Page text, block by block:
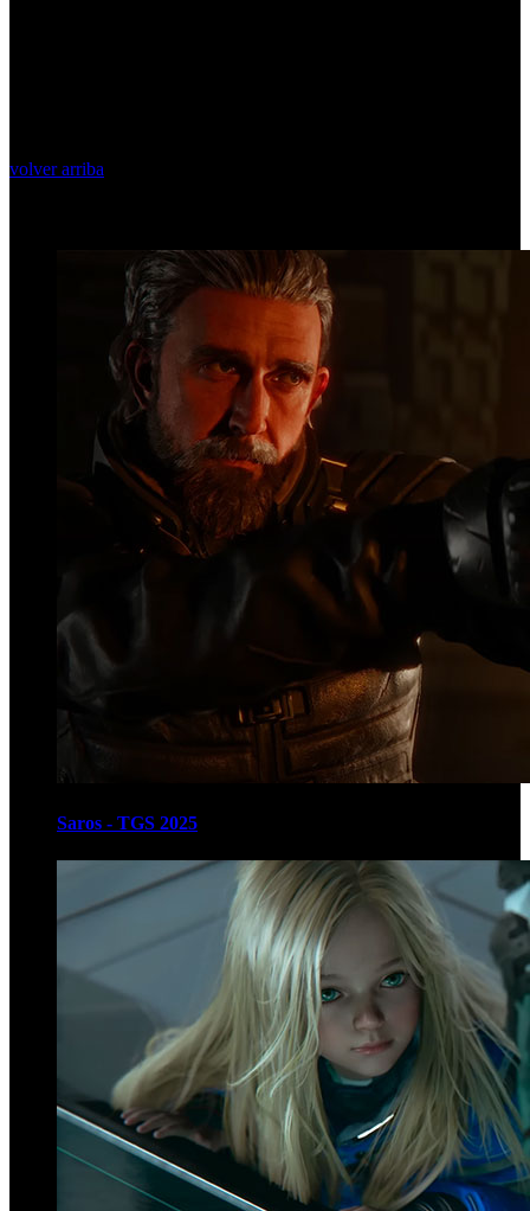
volver arriba
Saros - TGS 2025